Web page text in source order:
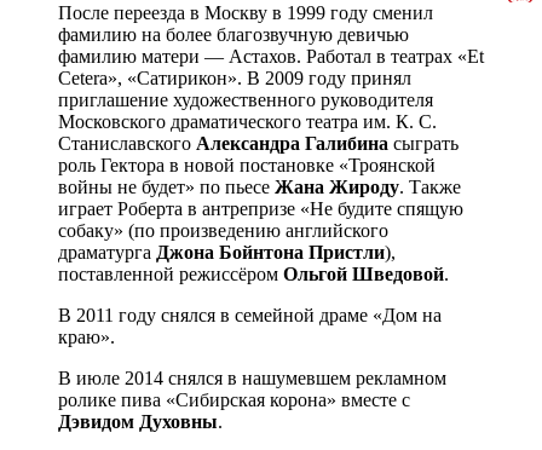
После переезда в Москву в 1999 году сменил
фамилию на более благозвучную девичью
фамилию матери — Астахов. Работал в театрах «Et
Cetera», «Сатирикон». В 2009 году принял
приглашение художественного руководителя
Московского драматического театра им. К. С.
Станиславского Александра Галибина сыграть
роль Гектора в новой постановке «Троянской
войны не будет» по пьесе Жана Жироду. Также
играет Роберта в антрепризе «Не будите спящую
собаку» (по произведению английского
драматурга Джона Бойнтона Пристли),
поставленной режиссёром Ольгой Шведовой.
В 2011 году снялся в семейной драме «Дом на
краю».
В июле 2014 снялся в нашумевшем рекламном
ролике пива «Сибирская корона» вместе с
Дэвидом Духовны.